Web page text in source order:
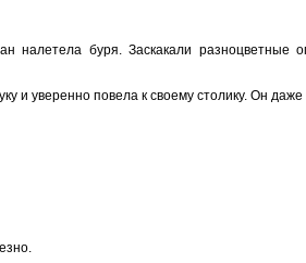
налетела буря. Заскакали разноцветные
и уверенно повела к своему столику. Он даже